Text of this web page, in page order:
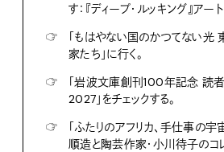
す：『ディープ・ルッキング』アー
☞
「もはやない国のかつてない光
家たち」に行く。
☞
「岩波文庫創刊100年記念 読者
2027」をチェックする。
☞
「ふたりのアフリカ、手仕事の
順造と陶芸作家・小川待子のコレ